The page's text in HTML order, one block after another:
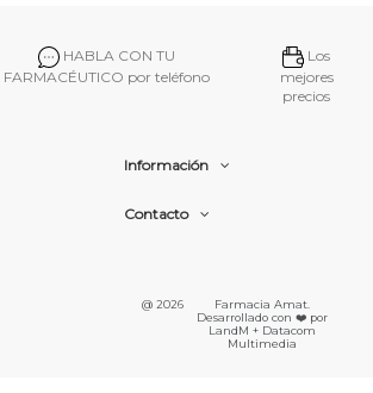
HABLA CON TU
FARMACÉUTICO por teléfono
Los
mejores
precios
Información
Contacto
@ 2026
Farmacia Amat.
Desarrollado con ❤️ por
LandM + Datacom
Multimedia